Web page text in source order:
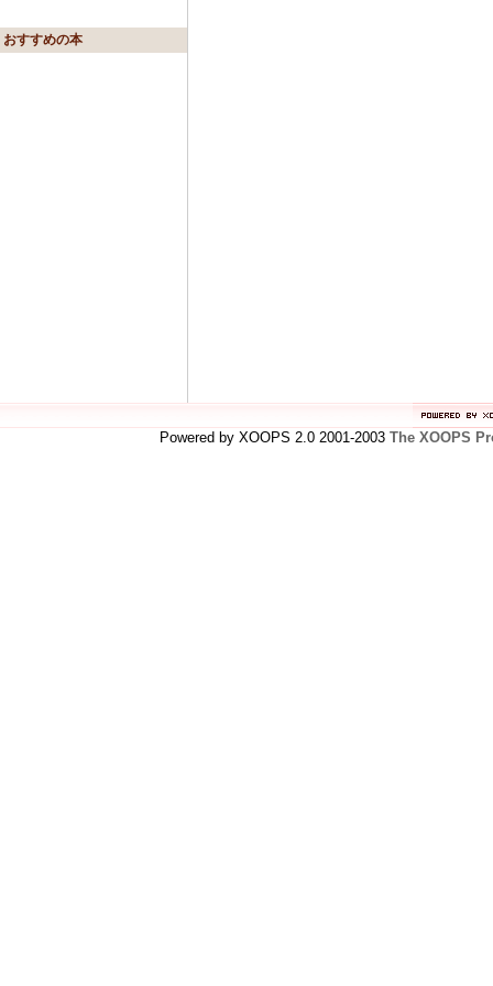
おすすめの本
Powered by XOOPS 2.0 2001-2003 The XOOPS